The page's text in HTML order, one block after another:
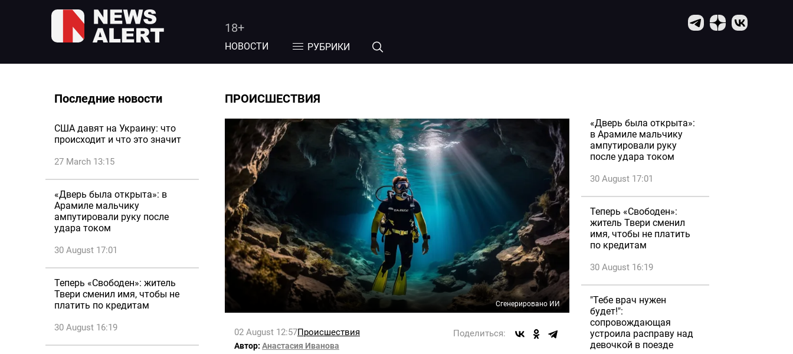
18+
НОВОСТИ РУБРИКИ
Последние новости
США давят на Украину: что
происходит и что это значит
27 March 13:15
«Дверь была открыта»: в
Арамиле мальчику
ампутировали руку после
удара током
30 August 17:01
Теперь «Свободен»: житель
Твери сменил имя, чтобы не
платить по кредитам
30 August 16:19
ПРОИСШЕСТВИЯ
Сгенерировано ИИ
02 August 12:57Происшествия Поделиться:
Автор: Анастасия Иванова
«Дверь была открыта»:
в Арамиле мальчику
ампутировали руку
после удара током
30 August 17:01
Теперь «Свободен»:
житель Твери сменил
имя, чтобы не платить
по кредитам
30 August 16:19
"Тебе врач нужен
будет!":
сопровождающая
устроила расправу над
девочкой в поезде